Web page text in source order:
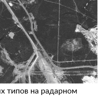
типов на радарном